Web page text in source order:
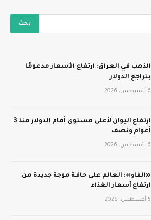
الذهب في العراق: ارتفاع الأسعار مدعومًا
بتراجع الدولار
6 أغسطس، 2026
ارتفاع اليوان لأعلى مستوى أمام الدولار منذ 3
أعوام ونصف
6 أغسطس، 2026
«الفاو»: العالم على حافة موجة جديدة من
ارتفاع أسعار الغذاء
5 أغسطس، 2026